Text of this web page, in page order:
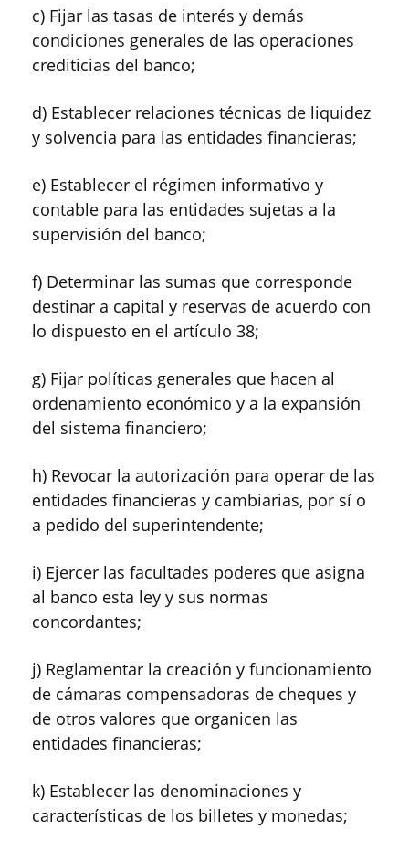
c) Fijar las tasas de interés y demás
condiciones generales de las operaciones
crediticias del banco;
d) Establecer relaciones técnicas de liquidez
y solvencia para las entidades financieras;
e) Establecer el régimen informativo y
contable para las entidades sujetas a la
supervisión del banco;
f) Determinar las sumas que corresponde
destinar a capital y reservas de acuerdo con
lo dispuesto en el artículo 38;
g) Fijar políticas generales que hacen al
ordenamiento económico y a la expansión
del sistema financiero;
h) Revocar la autorización para operar de las
entidades financieras y cambiarias, por sí o
a pedido del superintendente;
i) Ejercer las facultades poderes que asigna
al banco esta ley y sus normas
concordantes;
j) Reglamentar la creación y funcionamiento
de cámaras compensadoras de cheques y
de otros valores que organicen las
entidades financieras;
k) Establecer las denominaciones y
características de los billetes y monedas;